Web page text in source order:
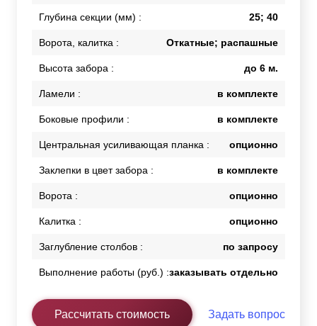
Глубина секции (мм) : 25; 40
Ворота, калитка : Откатные; распашные
Высота забора : до 6 м.
Ламели : в комплекте
Боковые профили : в комплекте
Центральная усиливающая планка : опционно
Заклепки в цвет забора : в комплекте
Ворота : опционно
Калитка : опционно
Заглубление столбов : по запросу
Выполнение работы (руб.) :заказывать отдельно
Рассчитать стоимость Задать вопрос